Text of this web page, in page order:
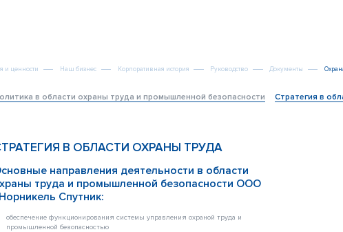
и ценности Наш бизнес Корпоративная история Руководство Документы
в области охраны труда и промышленной безопасности Стратегия в
В ОБЛАСТИ ОХРАНЫ ТРУДА
направления деятельности в области
труда и промышленной безопасности ООО
Спутник:
обеспечение функционирования системы управления охраной труда и
промышленной безопасностью